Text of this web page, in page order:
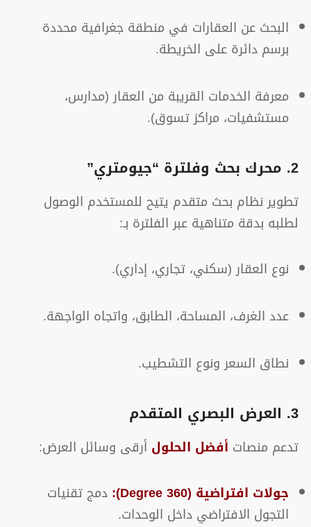
البحث عن العقارات في منطقة جغرافية محددة
برسم دائرة على الخريطة.
معرفة الخدمات القريبة من العقار (مدارس،
مستشفيات، مراكز تسوق).
2. محرك بحث وفلترة “جيومتري”
تطوير نظام بحث متقدم يتيح للمستخدم الوصول
لطلبه بدقة متناهية عبر الفلترة بـ:
نوع العقار (سكني، تجاري، إداري).
عدد الغرف، المساحة، الطابق، واتجاه الواجهة.
نطاق السعر ونوع التشطيب.
3. العرض البصري المتقدم
تدعم منصات أفضل الحلول أرقى وسائل العرض:
جولات افتراضية (360 Degree):
دمج تقنيات
التجول الافتراضي داخل الوحدات.